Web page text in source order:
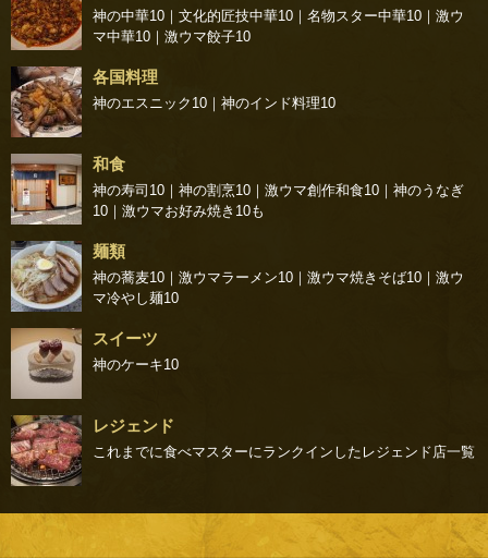
神の中華10 ｜ 文化的匠技中華10 ｜ 名物スター中華10 ｜ 激ウ
マ中華10 ｜ 激ウマ餃子10
各国料理
神のエスニック10 ｜ 神のインド料理10
和食
神の寿司10 ｜ 神の割烹10 ｜ 激ウマ創作和食10 ｜ 神のうなぎ
10 ｜ 激ウマお好み焼き10も
麺類
神の蕎麦10 ｜ 激ウマラーメン10 ｜ 激ウマ焼きそば10 ｜ 激ウ
マ冷やし麺10
スイーツ
神のケーキ10
レジェンド
これまでに食べマスターにランクインしたレジェンド店一覧